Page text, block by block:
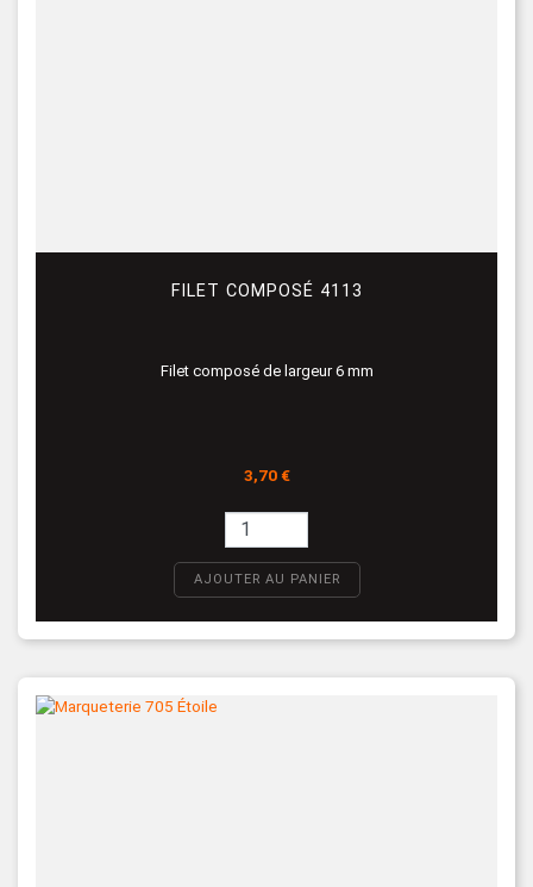
FILET COMPOSÉ 4113
Filet composé de largeur 6 mm
Prix
3,70 €
AJOUTER AU PANIER